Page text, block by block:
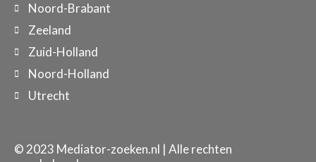
Noord-Brabant
Zeeland
Zuid-Holland
Noord-Holland
Utrecht
© 2023 Mediator-zoeken.nl | Alle rechten